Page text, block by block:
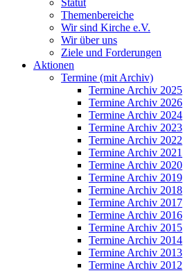
Statut
Themenbereiche
Wir sind Kirche e.V.
Wir über uns
Ziele und Forderungen
Aktionen
Termine (mit Archiv)
Termine Archiv 2025
Termine Archiv 2026
Termine Archiv 2024
Termine Archiv 2023
Termine Archiv 2022
Termine Archiv 2021
Termine Archiv 2020
Termine Archiv 2019
Termine Archiv 2018
Termine Archiv 2017
Termine Archiv 2016
Termine Archiv 2015
Termine Archiv 2014
Termine Archiv 2013
Termine Archiv 2012